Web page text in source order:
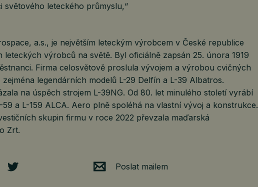
světového leteckého průmyslu,“
a.s., je největším leteckým výrobcem v České republice
leteckých výrobců na světě. Byl oficiálně zapsán 25. února 1919
Firma celosvětově proslula vývojem a výrobou cvičných
legendárních modelů L-29 Delfín a L-39 Albatros.
na úspěch strojem L-39NG. Od 80. let minulého století vyrábí
a L-159 ALCA. Aero plně spoléhá na vlastní vývoj a konstrukce.
skupin firmu v roce 2022 převzala maďarská
Zrt.
Poslat mailem